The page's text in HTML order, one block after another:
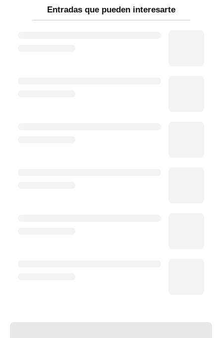
Entradas que pueden interesarte